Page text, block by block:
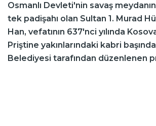
Osmanlı Devleti'nin savaş
tek padişahı olan Sultan 1. Murad
Han, vefatının 637'nci yılında
Priştine yakınlarındaki kabri
Belediyesi tarafından düzenlenen